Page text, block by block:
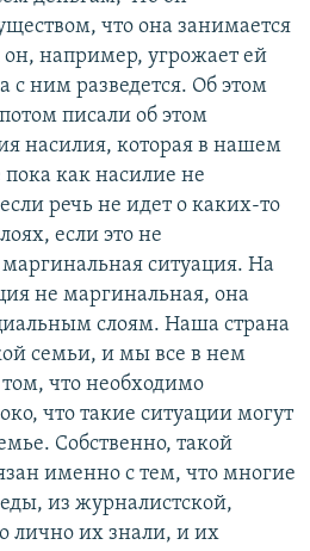
что она занимается
например, угрожает ей
с ним разведется. Об этом
писали об этом
насилия, которая в нашем
как насилие не
речь не идет о каких-то
если это не
ситуация. На
не маргинальная, она
слоям. Наша страна
семьи, и мы все в нем
что необходимо
что такие ситуации могут
Собственно, такой
именно с тем, что многие
из журналистской,
лично их знали, и их